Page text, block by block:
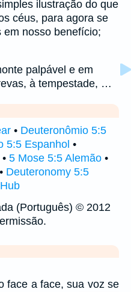
ilustração do que
céus, para agora se
em nosso benefício;
palpável e em
à tempestade, …
• Deuteronômio 5:5
5:5 Espanhol •
• 5 Mose 5:5 Alemão •
• Deuteronomy 5:5
(Português) © 2012
face a face, sua voz se